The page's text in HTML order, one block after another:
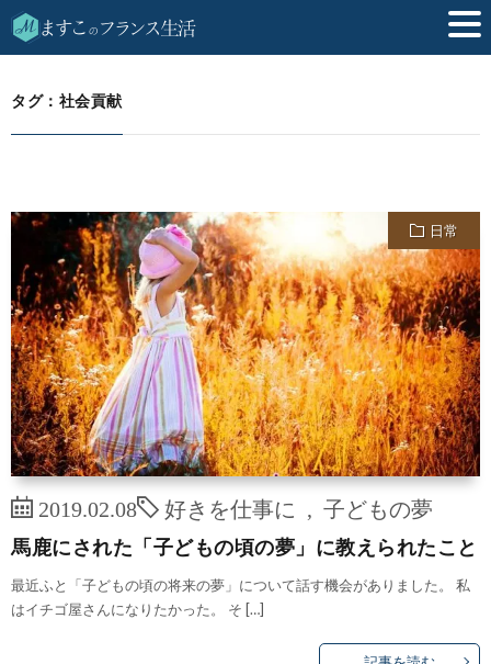
HOME 社会貢献
タグ：社会貢献
日常
2019.02.08 好きを仕事に 子どもの夢
馬鹿にされた「子どもの頃の夢」に教えられたこと
最近ふと「子どもの頃の将来の夢」について話す機会がありました。 私
はイチゴ屋さんになりたかった。 そ […]